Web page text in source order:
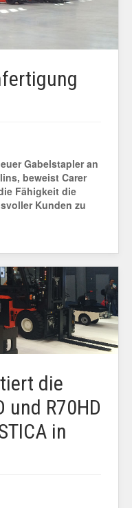
Gabelstapler an
beweist Carer
Fähigkeit die
Kunden zu
die
und R70HD
in